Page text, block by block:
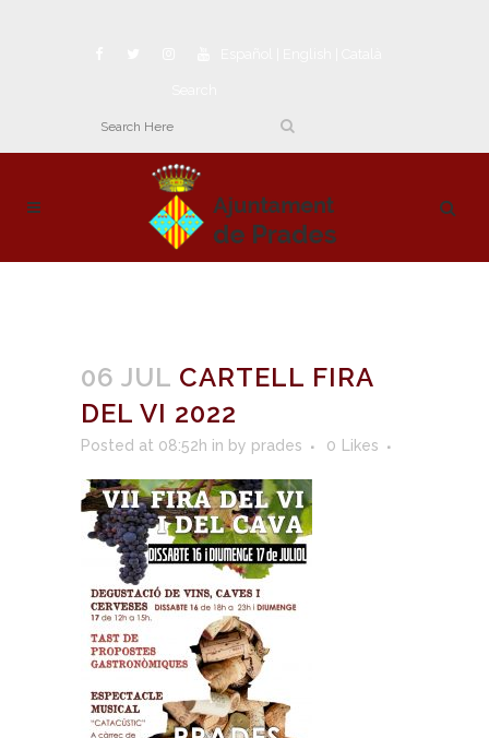
06 JUL CARTELL FIRA
DEL VI 2022
Posted at 08:52h in by prades 0 Likes